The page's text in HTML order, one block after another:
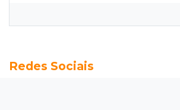
Superávit comercial de MS cresce
Redes Sociais